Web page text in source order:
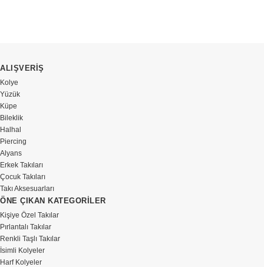
ALIŞVERİŞ
Kolye
Yüzük
Küpe
Bileklik
Halhal
Piercing
Alyans
Erkek Takıları
Çocuk Takıları
Takı Aksesuarları
ÖNE ÇIKAN KATEGORİLER
Kişiye Özel Takılar
Pırlantalı Takılar
Renkli Taşlı Takılar
İsimli Kolyeler
Harf Kolyeler